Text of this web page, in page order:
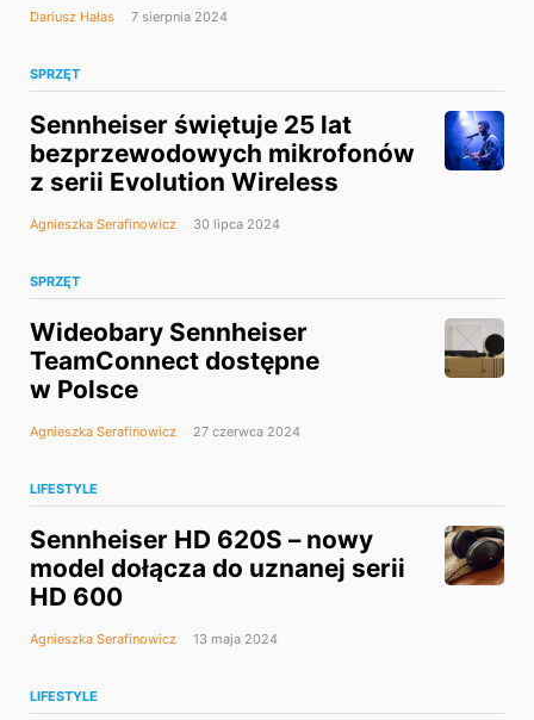
Dariusz Hałas 7 sierpnia 2024
SPRZĘT
Sennheiser świętuje 25 lat
bezprzewodowych mikrofonów
z serii Evolution Wireless
Agnieszka Serafinowicz 30 lipca 2024
SPRZĘT
Wideobary Sennheiser
TeamConnect dostępne
w Polsce
Agnieszka Serafinowicz 27 czerwca 2024
LIFESTYLE
Sennheiser HD 620S – nowy
model dołącza do uznanej serii
HD 600
Agnieszka Serafinowicz 13 maja 2024
LIFESTYLE